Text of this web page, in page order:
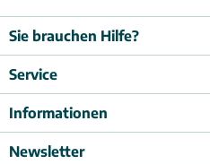
Sie brauchen Hilfe?
Service
Informationen
Newsletter